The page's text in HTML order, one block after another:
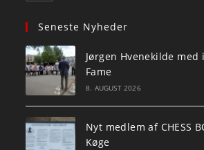
Seneste Nyheder
Jørgen Hvenekilde med
Fame
8. AUGUST 2026
Nyt medlem af CHESS
Køge